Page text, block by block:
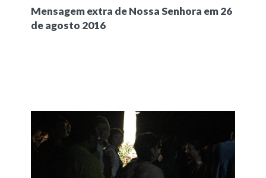
Mensagem extra de Nossa Senhora em 26
de agosto 2016